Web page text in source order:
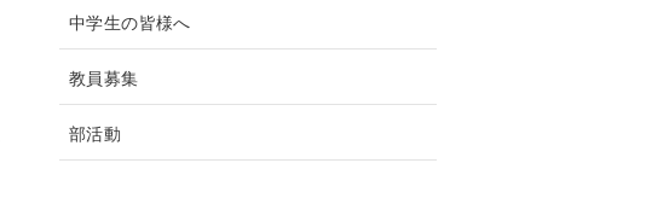
中学生の皆様へ
教員募集
部活動